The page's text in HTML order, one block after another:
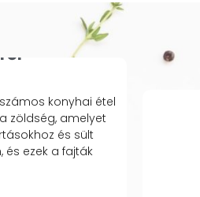
konyhai étel
zöldség, amelyet
és sült
és ezek a fajták